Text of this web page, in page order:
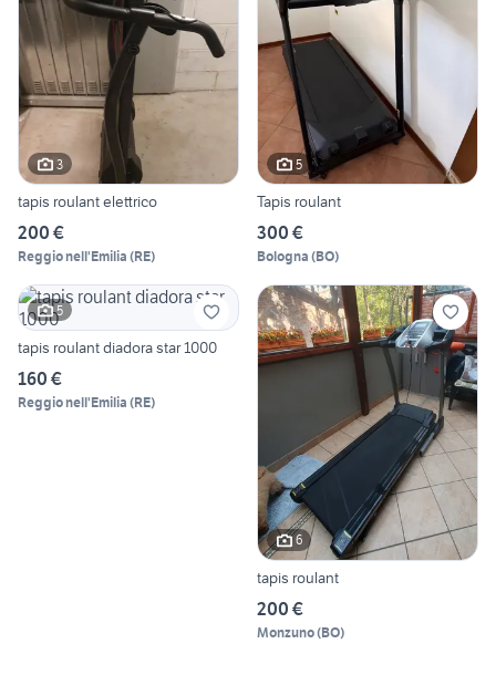
3
tapis roulant elettrico
200 €
Reggio nell'Emilia (RE)
5
Tapis roulant
300 €
Bologna (BO)
5
tapis roulant diadora star 1000
160 €
Reggio nell'Emilia (RE)
6
tapis roulant
200 €
Monzuno(BO)